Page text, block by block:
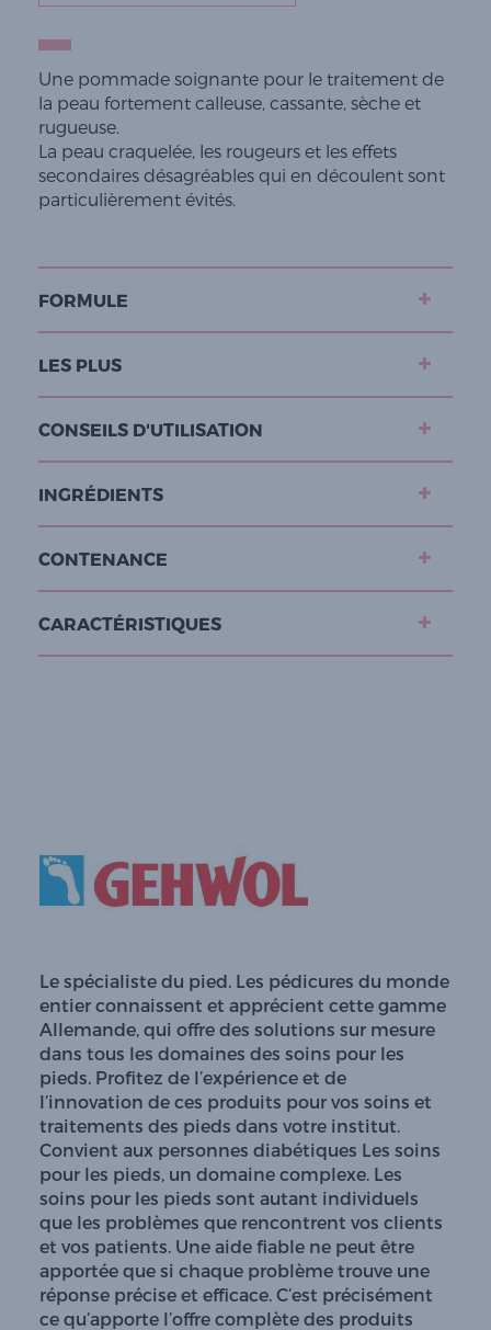
Une pommade soignante pour le traitement de
la peau fortement calleuse, cassante, sèche et
rugueuse.
La peau craquelée, les rougeurs et les effets
secondaires désagréables qui en découlent sont
particulièrement évités.
FORMULE
LES PLUS
CONSEILS D'UTILISATION
INGRÉDIENTS
CONTENANCE
CARACTÉRISTIQUES
Le spécialiste du pied. Les pédicures du monde
entier connaissent et apprécient cette gamme
Allemande, qui offre des solutions sur mesure
dans tous les domaines des soins pour les
pieds. Profitez de l’expérience et de
l’innovation de ces produits pour vos soins et
traitements des pieds dans votre institut.
Convient aux personnes diabétiques Les soins
pour les pieds, un domaine complexe. Les
soins pour les pieds sont autant individuels
que les problèmes que rencontrent vos clients
et vos patients. Une aide fiable ne peut être
apportée que si chaque problème trouve une
réponse précise et efficace. C’est précisément
ce qu’apporte l’offre complète des produits